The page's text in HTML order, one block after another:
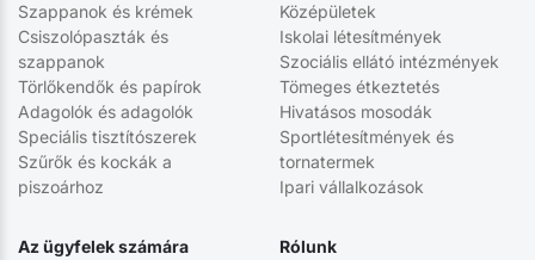
Szappanok és krémek
Csiszolópaszták és
szappanok
Törlőkendők és papírok
Adagolók és adagolók
Speciális tisztítószerek
Szűrők és kockák a
piszoárhoz
Középületek
Iskolai létesítmények
Szociális ellátó intézmények
Tömeges étkeztetés
Hivatásos mosodák
Sportlétesítmények és
tornatermek
Ipari vállalkozások
Az ügyfelek számára Rólunk